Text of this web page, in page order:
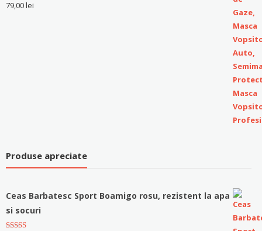
79,00lei
Produse apreciate
Ceas Barbatesc Sport Boamigo rosu, rezistent la apa
si socuri